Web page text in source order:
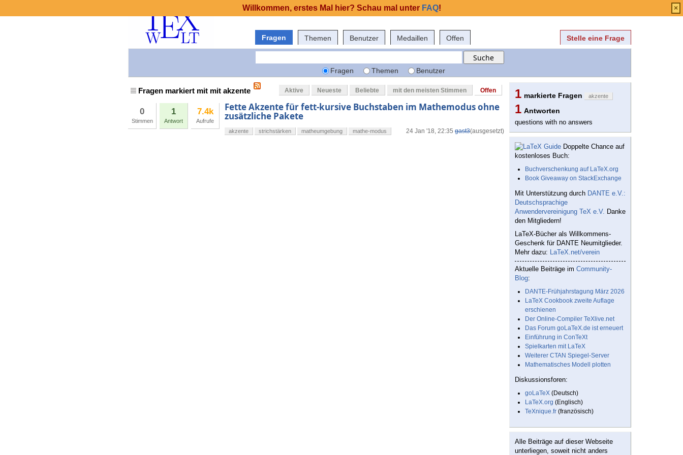
Fragen Themen Benutzer Medaillen Offen Stelle eine Frage
Fragen Themen Benutzer
Fragen markiert mit mit akzente Aktive Neueste Beliebte mit den meisten Stimmen Offen
0
Stimmen
1
Antwort
7.4k
Aufrufe
Fette Akzente für fett-kursive Buchstaben im Mathemodus ohne
zusätzliche Pakete
24 Jan '18, 22:35 gast3(ausgesetzt)
akzente strichstärken matheumgebung mathe-modus
1 markierte Fragen akzente
1 Antworten
questions with no answers
Doppelte Chance auf
kostenloses Buch:
Buchverschenkung auf LaTeX.org
Book Giveaway on StackExchange
Mit Unterstützung durch DANTE e.V.:
Deutschsprachige
Anwendervereinigung TeX e.V. Danke
den Mitgliedern!
LaTeX-Bücher als Willkommens-
Geschenk für DANTE Neumitglieder.
Mehr dazu: LaTeX.net/verein
Aktuelle Beiträge im Community-
Blog:
DANTE-Frühjahrstagung März 2026
LaTeX Cookbook zweite Auflage
erschienen
Der Online-Compiler TeXlive.net
Das Forum goLaTeX.de ist erneuert
Einführung in ConTeXt
Spielkarten mit LaTeX
Weiterer CTAN Spiegel-Server
Mathematisches Modell plotten
Diskussionsforen:
goLaTeX (Deutsch)
LaTeX.org (Englisch)
TeXnique.fr (französisch)
Alle Beiträge auf dieser Webseite
unterliegen, soweit nicht anders
Willkommen, erstes Mal hier? Schau mal unter FAQ! ×